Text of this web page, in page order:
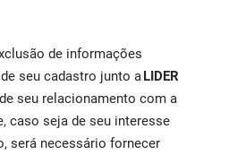
de informações
seu cadastro junto a LIDER
seu relacionamento com a
caso seja de seu interesse
será necessário fornecer